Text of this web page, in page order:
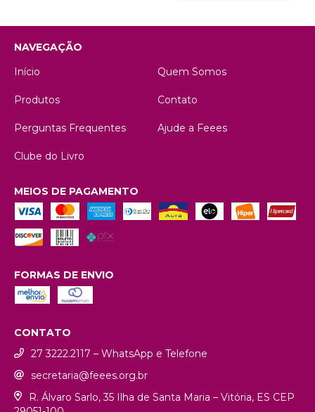
NAVEGAÇÃO
Início
Quem Somos
Produtos Contato
Perguntas Frequentes Ajude a Feees
Clube do Livro
MEIOS DE PAGAMENTO
FORMAS DE ENVIO
CONTATO
27 3222.2117 – WhatsApp e Telefone
secretaria@feees.org.br
R. Álvaro Sarlo, 35 Ilha de Santa Maria – Vitória, ES CEP